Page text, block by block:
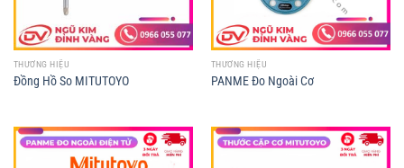
THƯƠNG HIỆU
Đồng Hồ So MITUTOYO
THƯƠNG HIỆU
PANME Đo Ngoài Cơ